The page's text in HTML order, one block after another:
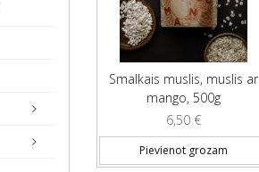
Smalkais muslis, muslis ar
mango, 500g
6,50 €
Pievienot grozam